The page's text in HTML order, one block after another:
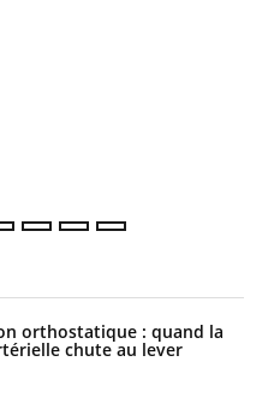
orthostatique : quand la
chute au lever